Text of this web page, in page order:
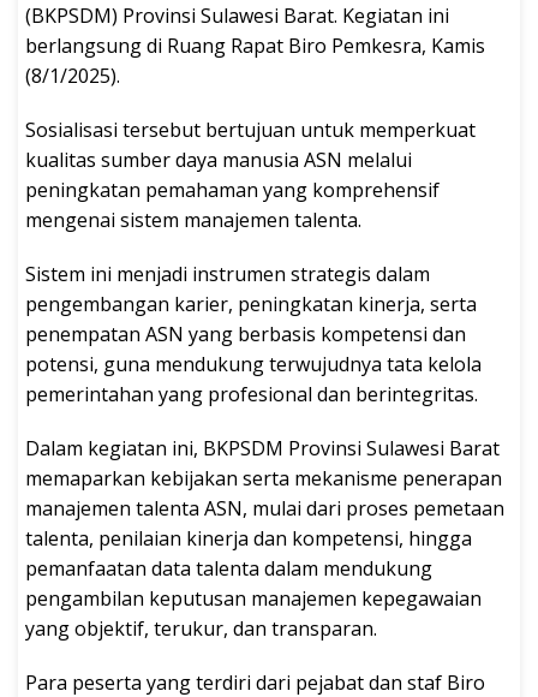
(BKPSDM) Provinsi Sulawesi Barat. Kegiatan ini
berlangsung di Ruang Rapat Biro Pemkesra, Kamis
(8/1/2025).
Sosialisasi tersebut bertujuan untuk memperkuat
kualitas sumber daya manusia ASN melalui
peningkatan pemahaman yang komprehensif
mengenai sistem manajemen talenta.
Sistem ini menjadi instrumen strategis dalam
pengembangan karier, peningkatan kinerja, serta
penempatan ASN yang berbasis kompetensi dan
potensi, guna mendukung terwujudnya tata kelola
pemerintahan yang profesional dan berintegritas.
Dalam kegiatan ini, BKPSDM Provinsi Sulawesi Barat
memaparkan kebijakan serta mekanisme penerapan
manajemen talenta ASN, mulai dari proses pemetaan
talenta, penilaian kinerja dan kompetensi, hingga
pemanfaatan data talenta dalam mendukung
pengambilan keputusan manajemen kepegawaian
yang objektif, terukur, dan transparan.
Para peserta yang terdiri dari pejabat dan staf Biro